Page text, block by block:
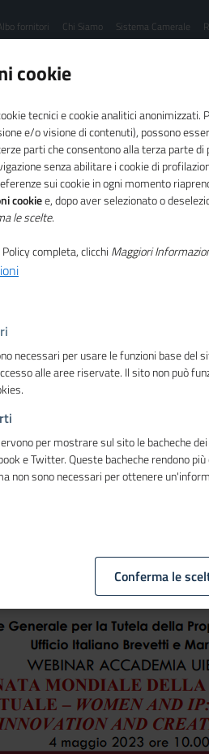
fornitori Chi Siamo Sistema Camerale
per il sistema camerale
intellettuale: Women
and creativity"
della
innovation
cookie
tecnici e cookie analitici anonimizzati.
e/o visione di contenuti), possono
parti che consentono alla terza parte
senza abilitare i cookie di
sui cookie in ogni momento
cookiee, dopo aver selezionato o
le scelte.
completa, clicchi Maggiori
necessari per usare le funzioni base del
alle aree riservate. Il sito non può
per mostrare sul sito le bacheche
e Twitter. Queste bacheche rendono
non sono necessari per ottenere
Conferma le